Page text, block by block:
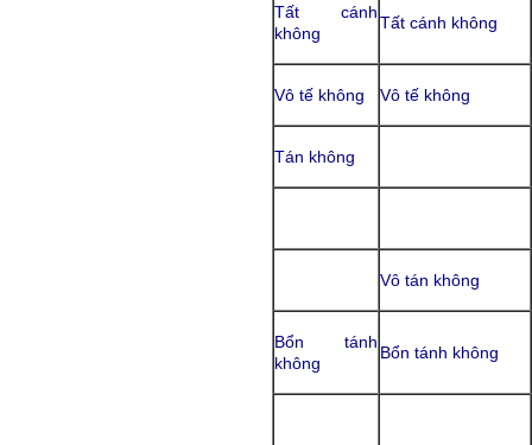
Tất cánh
không
Tất cánh không
Vô tế không Vô tế không
Tán không
Vô tán không
Bổn tánh
không
Bổn tánh không